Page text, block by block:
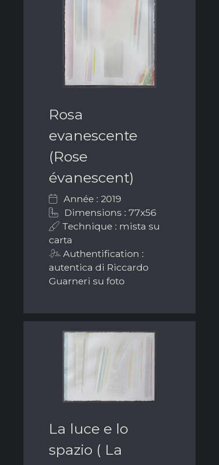
Rosa
evanescente
(Rose
évanescent)
Année : 2019
Dimensions : 77x56
Technique : mista su
carta
Authentification :
autentica di Riccardo
Guarneri su foto
La luce e lo
spazio ( La